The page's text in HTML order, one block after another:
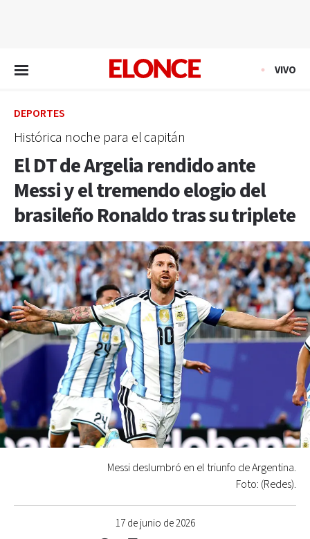
VIVO
DEPORTES
Histórica noche para el capitán
El DT de Argelia rendido ante
Messi y el tremendo elogio del
brasileño Ronaldo tras su triplete
17 de junio de 2026
Messi deslumbró en el triunfo de Argentina.
Foto: (Redes).